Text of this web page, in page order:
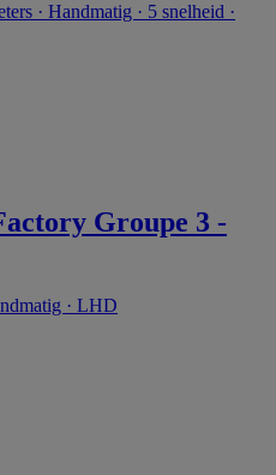
· Handmatig · 5 snelheid ·
Groupe 3 -
· LHD